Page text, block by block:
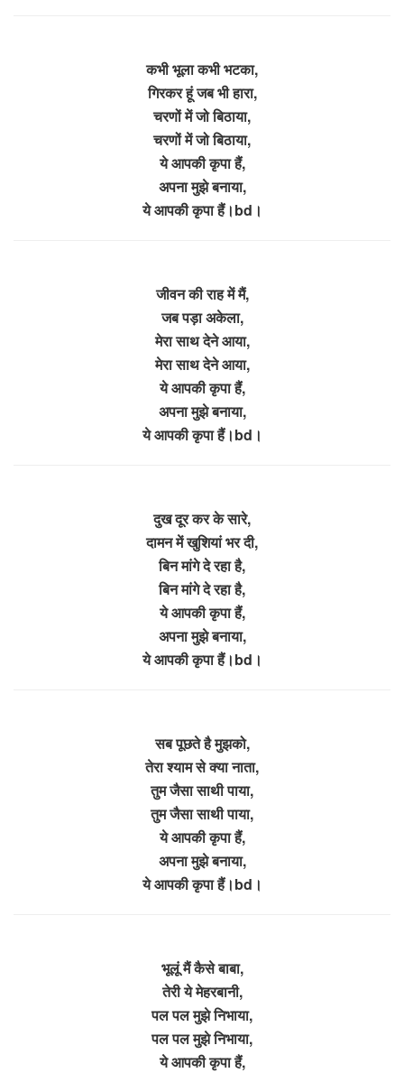
कभी भूला कभी भटका,
गिरकर हूं जब भी हारा,
चरणों में जो बिठाया,
चरणों में जो बिठाया,
ये आपकी कृपा हैं,
अपना मुझे बनाया,
ये आपकी कृपा हैं।bd।
जीवन की राह में मैं,
जब पड़ा अकेला,
मेरा साथ देने आया,
मेरा साथ देने आया,
ये आपकी कृपा हैं,
अपना मुझे बनाया,
ये आपकी कृपा हैं।bd।
दुख दूर कर के सारे,
दामन में खुशियां भर दी,
बिन मांगे दे रहा है,
बिन मांगे दे रहा है,
ये आपकी कृपा हैं,
अपना मुझे बनाया,
ये आपकी कृपा हैं।bd।
सब पूछते है मुझको,
तेरा श्याम से क्या नाता,
तुम जैसा साथी पाया,
तुम जैसा साथी पाया,
ये आपकी कृपा हैं,
अपना मुझे बनाया,
ये आपकी कृपा हैं।bd।
भूलूं मैं कैसे बाबा,
तेरी ये मेहरबानी,
पल पल मुझे निभाया,
पल पल मुझे निभाया,
ये आपकी कृपा हैं,